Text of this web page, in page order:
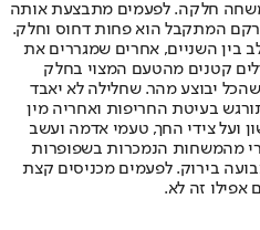
חלקה. לפעמים מתבצעת אותה
המתקבל הוא פחות דחוס וחלק.
בין השניים, אחרים שמגררים את
קטנים מהטעם המצוי בחלק
יבוצע מהר. שחלילה לא יאבד
בעיטת החריפות ואחריה מין
ועל צידי החך, טעמי אדמה ועשב
מהמשחות הנמכרות בשפופרות
בירוק. לפעמים מכניסים קצת
אפילו זה לא.